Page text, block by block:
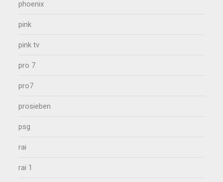
phoenix
pink
pink tv
pro 7
pro7
prosieben
psg
rai
rai 1